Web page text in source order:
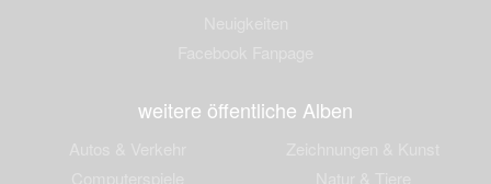
weitere öffentliche Alben